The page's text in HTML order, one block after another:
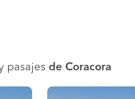
pasajes de Coracora